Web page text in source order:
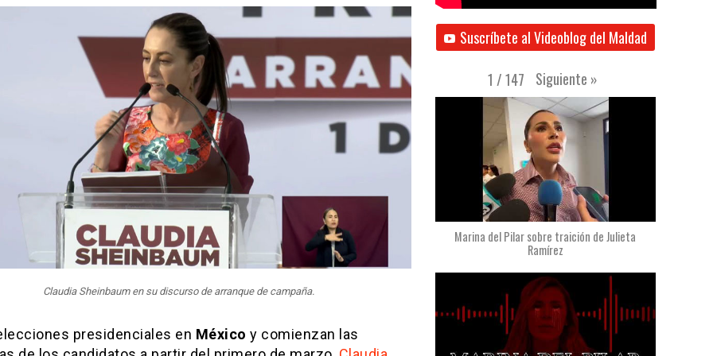
Claudia Sheinbaum en su discurso de arranque de campaña.
presidenciales en México y comienzan las
Suscríbete al Videoblog del Maldad
1 / 147 Siguiente »
Marina del Pilar sobre traición de Julieta
Ramírez